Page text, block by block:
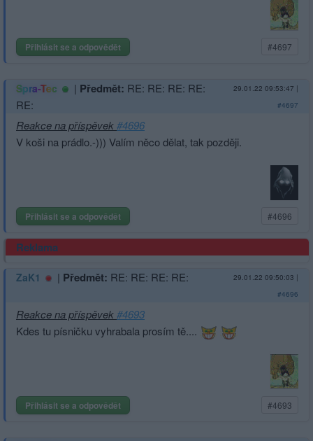
Přihlásit se a odpovědět #4697
Spra-Tec | Předmět: RE: RE: RE: RE:
RE:
29.01.22 09:53:47 |
#4697
Reakce na příspěvek#4696
V koši na prádlo.-))) Valím něco dělat, tak později.
Přihlásit se a odpovědět #4696
Reklama
ZaK1 | Předmět: RE: RE: RE: RE: 29.01.22 09:50:03 |
#4696
Reakce na příspěvek#4693
Kdes tu písničku vyhrabala prosím tě....
Přihlásit se a odpovědět #4693